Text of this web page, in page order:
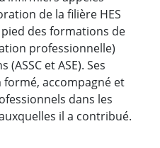
de la filière HES
des formations de
professionnelle)
et ASE). Ses
formé, accompagné et
dans les
il a contribué.